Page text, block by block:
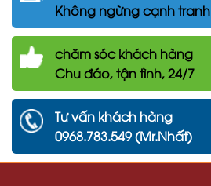
Không ngừng cạnh tranh
chămsóc khách hàng
Chu đáo, tận tình, 24/7
Tư vấn khách hàng
0968.783.549 (Mr.Nhất)